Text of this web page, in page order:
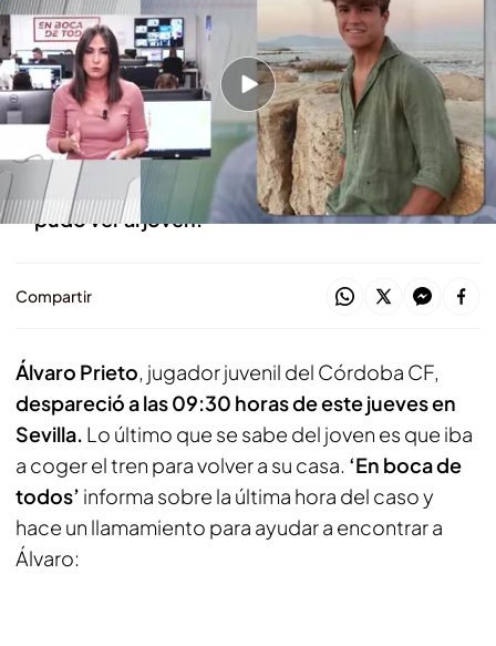
En boca de todos
13 OCT 2023 - 14:01h.
La llagada de Álvaro a la estación de tren está
grabada por las cámaras de seguridad y
confirman que es el último lugar en el que se
pudo ver al joven.
Compartir
Álvaro Prieto, jugador juvenil del Córdoba CF,
despareció a las 09:30 horas de este jueves en
Sevilla. Lo último que se sabe del joven es que iba
a coger el tren para volver a su casa. ‘En boca de
todos’ informa sobre la última hora del caso y
hace un llamamiento para ayudar a encontrar a
Álvaro: